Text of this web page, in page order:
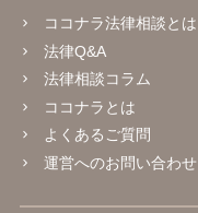
ココナラ法律相談とは
法律Q&A
法律相談コラム
ココナラとは
よくあるご質問
運営へのお問い合わせ